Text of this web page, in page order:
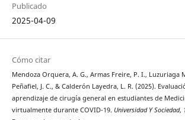
Publicado
2025-04-09
Cómo citar
Mendoza Orquera, A. G., Armas Freire, P. I., Luzuriaga
Peñafiel, J. C., & Calderón Layedra, L. R. (2025).
aprendizaje de cirugía general en estudiantes de
virtualmente durante COVID-19. Universidad Y Sociedad,